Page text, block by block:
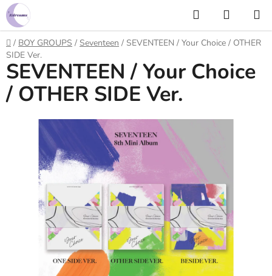
Prejsť
na
obsah
Hľadať
KOŠÍK
Domov
/ BOY GROUPS / Seventeen / SEVENTEEN / Your Choice / OTHER
SIDE Ver.
SEVENTEEN / Your Choice
/ OTHER SIDE Ver.